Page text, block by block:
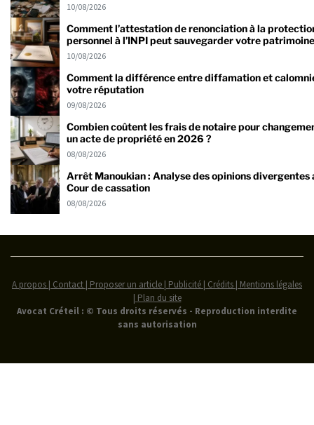
10/08/2026
Comment l’attestation de renonciation à la
personnel à l’INPI peut sauvegarder votre patrimoine
10/08/2026
Comment la différence entre diffamation et
votre réputation
09/08/2026
Combien coûtent les frais de notaire pour
un acte de propriété en 2026 ?
08/08/2026
Arrêt Manoukian : Analyse des opinions divergentes
Cour de cassation
08/08/2026
A propos | Contact | Proposer un article | Publicité | Crédits | Mentions légales
| Plan du site
Avocat Créteil : © Tous droits réservés - Reproduction interdite
sans autorisation